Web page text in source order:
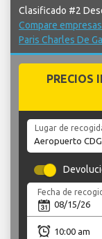
Clasificado #2
Compare
Paris Charles De
PRECIOS
Lugar de
Fecha de